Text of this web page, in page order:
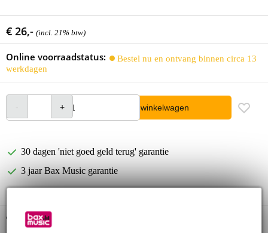
€ 26,- (incl. 21% btw)
Online voorraadstatus:
Bestel nu en ontvang binnen circa 13
werkdagen
In winkelwagen
30 dagen 'niet goed geld terug' garantie
3 jaar Bax Music garantie
Gratis ophalen in de winkel